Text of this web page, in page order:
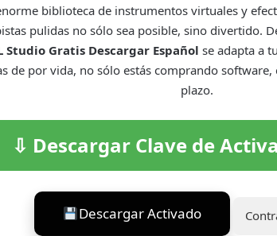
biblioteca de instrumentos virtuales y
pulidas no sólo sea posible, sino divertido.
Studio Gratis Descargar Español se adapta a
de por vida, no sólo estás comprando
plazo.
⇩ Descargar Clave de
Descargar Activado